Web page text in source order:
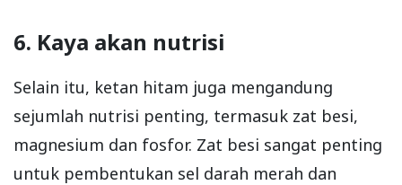
6. Kaya akan nutrisi
Selain itu, ketan hitam juga mengandung
sejumlah nutrisi penting, termasuk zat besi,
magnesium dan fosfor. Zat besi sangat penting
untuk pembentukan sel darah merah dan